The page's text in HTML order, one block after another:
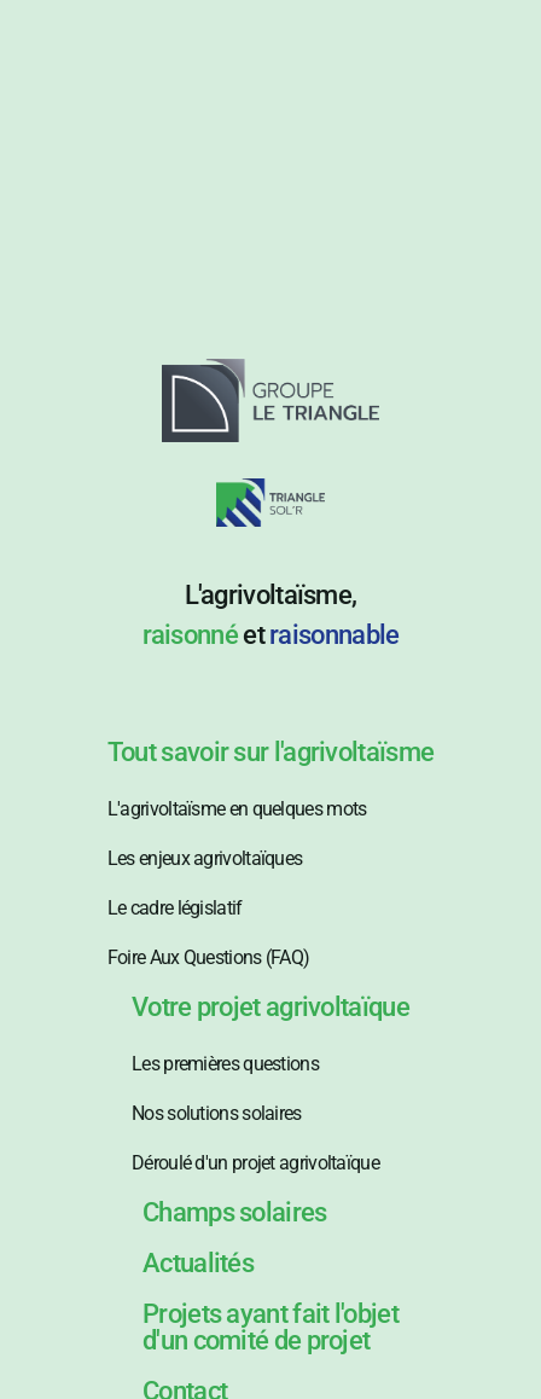
L'agrivoltaïsme,
raisonné etraisonnable
Tout savoir sur l'agrivoltaïsme
L'agrivoltaïsme en quelques mots
Les enjeux agrivoltaïques
Le cadre législatif
Foire Aux Questions (FAQ)
Votre projet agrivoltaïque
Les premières questions
Nos solutions solaires
Déroulé d'un projet agrivoltaïque
Champs solaires
Actualités
Projets ayant fait l'objet
d'un comité de projet
Contact